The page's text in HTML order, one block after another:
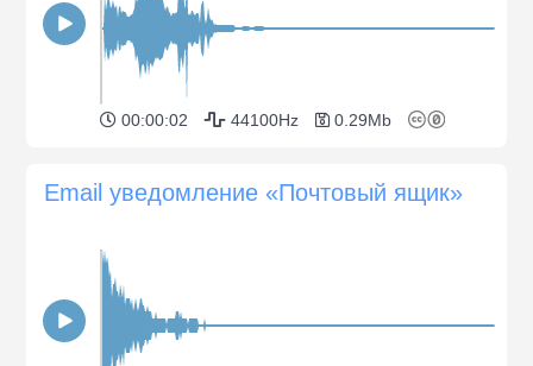
00:00:02 44100Hz 0.29Mb
Email уведомление «Почтовый ящик»